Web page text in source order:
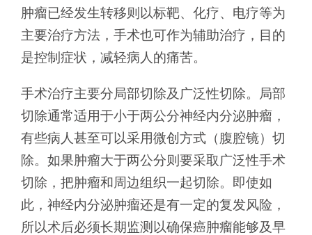
肿瘤已经发生转移则以标靶、化疗、电疗等为
主要治疗方法，手术也可作为辅助治疗，目的
是控制症状，减轻病人的痛苦。
手术治疗主要分局部切除及广泛性切除。局部
切除通常适用于小于两公分神经内分泌肿瘤，
有些病人甚至可以采用微创方式（腹腔镜）切
除。如果肿瘤大于两公分则要采取广泛性手术
切除，把肿瘤和周边组织一起切除。即使如
此，神经内分泌肿瘤还是有一定的复发风险，
所以术后必须长期监测以确保癌肿瘤能够及早